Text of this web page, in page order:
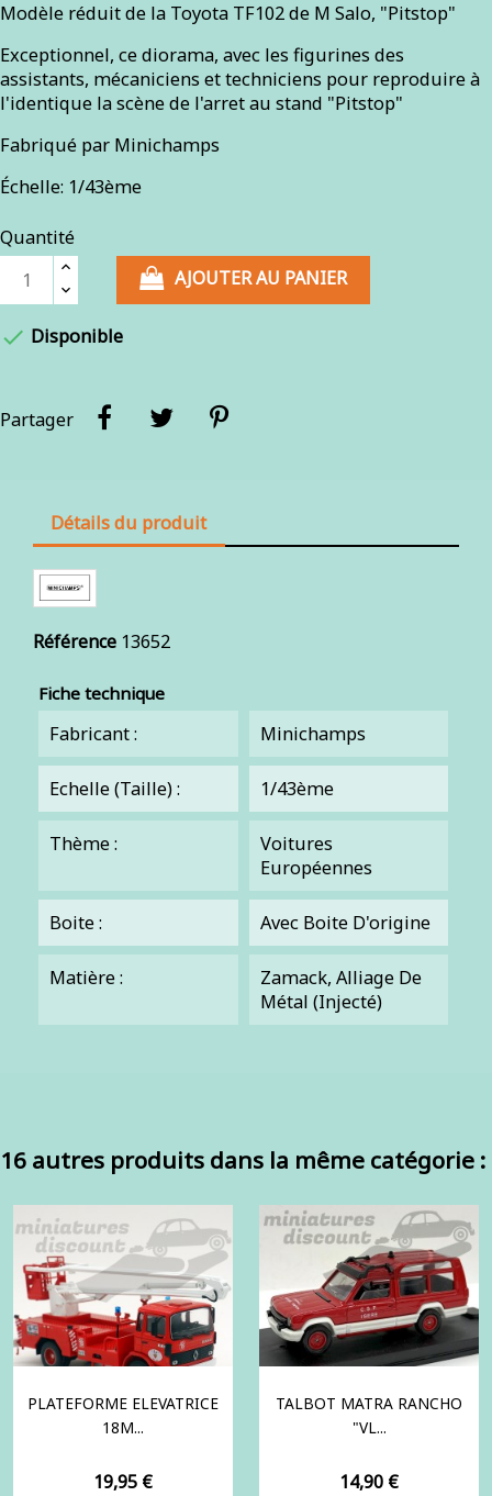
Modèle réduit de la Toyota TF102 de M Salo, "Pitstop"
Exceptionnel, ce diorama, avec les figurines des
assistants, mécaniciens et techniciens pour reproduire à
l'identique la scène de l'arret au stand "Pitstop"
Fabriqué par Minichamps
Échelle: 1/43ème
Quantité
AJOUTER AU PANIER
 Disponible
Partager
Détails du produit
Référence 13652
Fiche technique
Fabricant : Minichamps
Echelle (Taille) : 1/43ème
Thème :
Voitures
Européennes
Boite : Avec Boite D'origine
Matière :
Zamack, Alliage De
Métal (injecté)
16 autres produits dans la même catégorie :
PLATEFORME ELEVATRICE
18M...
Prix
19,95 €
TALBOT MATRA RANCHO
"VL...
Prix
14,90 €